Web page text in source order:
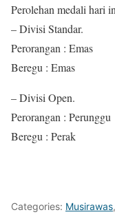
Perolehan medali hari
– Divisi Standar.
Perorangan : Emas
Beregu : Emas
– Divisi Open.
Perorangan : Perunggu
Beregu : Perak
Categories: Musirawas,